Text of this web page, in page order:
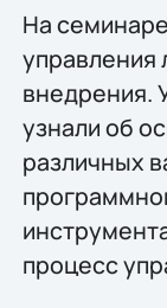
На
управления
внедрения.
узнали об
различных
процесс